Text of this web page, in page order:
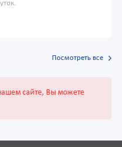
Посмотреть все
сайте, Вы можете